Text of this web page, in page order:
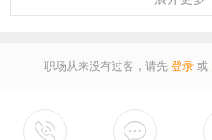
保安
职场从来没有过客，请先 登录 或